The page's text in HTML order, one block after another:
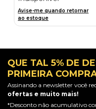
Avise-me quando retornar
ao estoque
QUE TAL 5% DE
PRIMEIRA
Assinando a newsletter você
ofertas e muito mais!
*Desconto não acumulativo